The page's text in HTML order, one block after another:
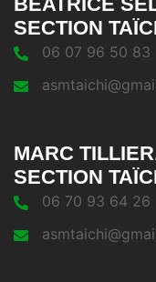
SECTION
06 07 96 50 83
MARC
SECTION
06 70 93 64 26